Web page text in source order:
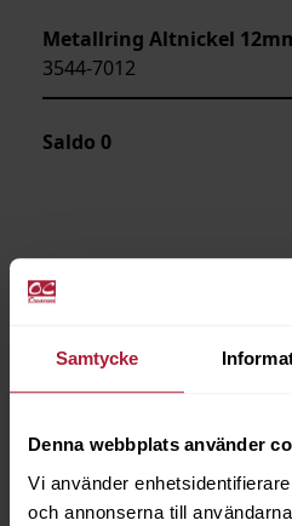
Samtycke
Denna webbplats använder
Vi använder
och annonserna till
Metallring Altnickel
3544-7012
Saldo 0